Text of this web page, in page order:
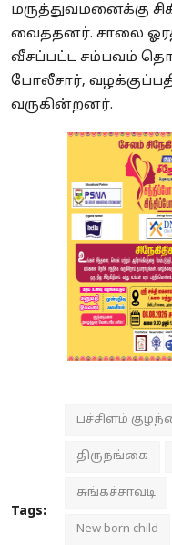
மருத்துவமனைக்கு
வைத்தனர். சாலை
வீசப்பட்ட சம்பவம்
போலீசார்,
வருகின்றனர்.
Tags:
பச்சிளம்
திருநங்கை
சுங்கச்சாவடி
New born child